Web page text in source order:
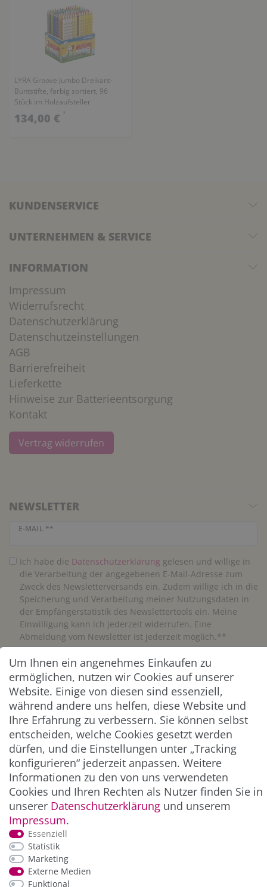
LYRA Groove Jumbo Dreikant-
Buntstifte, farbig sortiert, 96
Stück im Holzaufsteller
134,00 € *
KUNDENSERVICE
UNTERNEHMEN & SERVICE
INFORMATION
Impressum
Widerrufsrecht
Datenschutzerklärung
Datenschutzeinstellungen
AGB
Barrierefreiheit
Lieferkette
Hinweise zur Batterieentsorgung
Kontakt
Vertrag widerrufen
NEWSLETTER
E-MAIL **
Newsletter Honig
Ich habe die Daten­schutz­erklärung gelesen und willige in
die Verarbeitung der angegebenen E-Mail-Adresse zum
Zweck des Newsletterversands ein. Zudem willige ich in die
Speicherung und Verarbeitung meiner Nutzungsdaten in
der Empfängerstatistik des Newslettertools ein. Meine
Einwilligung kann ich jederzeit widerrufen. Eine
Abmeldung vom Newsletter ist jederzeit möglich.**
Abonnieren
** Hierbei handelt es sich um ein Pflichtfeld.
ZAHLUNG & VERSAND
*Alle Preise inkl. der gesetzl. MwSt. zzgl.
und Versandkosten
Um Ihnen ein angenehmes Einkaufen zu
ermöglichen, nutzen wir Cookies auf unserer
Website. Einige von diesen sind essenziell,
während andere uns helfen, diese Website und
Ihre Erfahrung zu verbessern. Sie können selbst
entscheiden, welche Cookies gesetzt werden
dürfen, und die Einstellungen unter „Tracking
konfigurieren“ jederzeit anpassen. Weitere
Informationen zu den von uns verwendeten
Cookies und Ihren Rechten als Nutzer finden Sie in
unserer Daten­schutz­erklärung und unserem
Impressum.
Essenziell
Statistik
Marketing
Externe Medien
Funktional